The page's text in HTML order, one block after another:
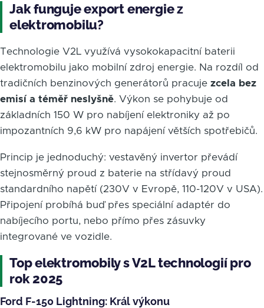
Jak funguje export energie z
elektromobilu?
Technologie V2L využívá vysokokapacitní baterii
elektromobilu jako mobilní zdroj energie. Na rozdíl od
tradičních benzinových generátorů pracuje zcela bez
emisí a téměř neslyšně. Výkon se pohybuje od
základních 150 W pro nabíjení elektroniky až po
impozantních 9,6 kW pro napájení větších spotřebičů.
Princip je jednoduchý: vestavěný invertor převádí
stejnosměrný proud z baterie na střídavý proud
standardního napětí (230V v Evropě, 110-120V v USA).
Připojení probíhá buď přes speciální adaptér do
nabíjecího portu, nebo přímo přes zásuvky
integrované ve vozidle.
Top elektromobily s V2L technologií pro
rok 2025
Ford F-150 Lightning: Král výkonu